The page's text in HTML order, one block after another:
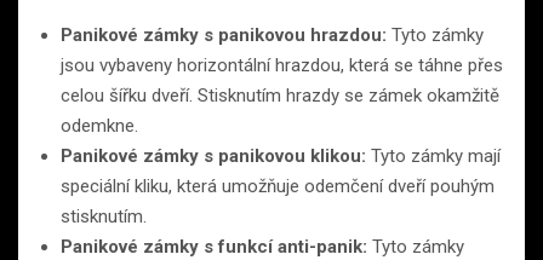
Panikové zámky s panikovou hrazdou: Tyto zámky
jsou vybaveny horizontální hrazdou, která se táhne přes
celou šířku dveří. Stisknutím hrazdy se zámek okamžitě
odemkne.
Panikové zámky s panikovou klikou: Tyto zámky mají
speciální kliku, která umožňuje odemčení dveří pouhým
stisknutím.
Panikové zámky s funkcí anti-panik: Tyto zámky